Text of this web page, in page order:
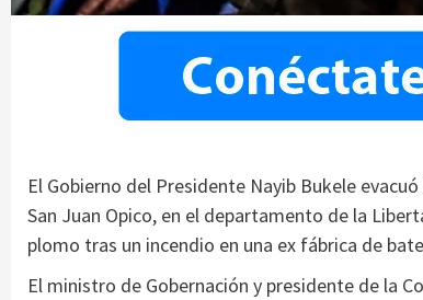
El Gobierno del Presidente Nayib Bukele
San Juan Opico, en el departamento de la
plomo tras un incendio en una ex fábrica de
El ministro de Gobernación y presidente de la